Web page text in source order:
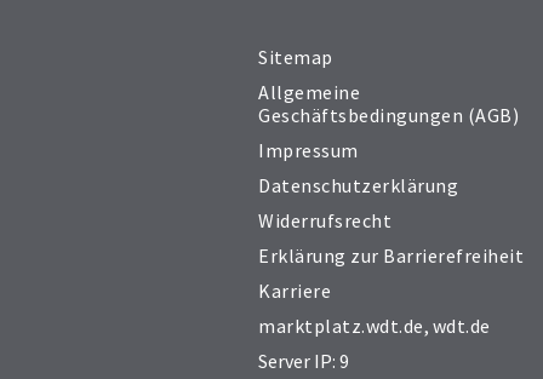
Sitemap
Allgemeine
Geschäftsbedingungen (AGB)
Impressum
Datenschutzerklärung
Widerrufsrecht
Erklärung zur Barrierefreiheit
Karriere
marktplatz.wdt.de, wdt.de
Server IP: 9